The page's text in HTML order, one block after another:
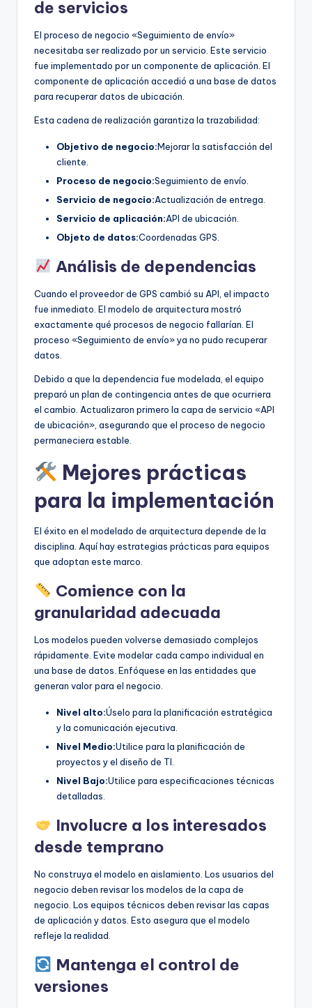
de servicios
El proceso de negocio «Seguimiento de envío»
necesitaba ser realizado por un servicio. Este servicio
fue implementado por un componente de aplicación. El
componente de aplicación accedió a una base de datos
para recuperar datos de ubicación.
Esta cadena de realización garantiza la trazabilidad:
Objetivo de negocio:Mejorar la satisfacción del
cliente.
Proceso de negocio:Seguimiento de envío.
Servicio de negocio:Actualización de entrega.
Servicio de aplicación:API de ubicación.
Objeto de datos:Coordenadas GPS.
Análisis de dependencias
Cuando el proveedor de GPS cambió su API, el impacto
fue inmediato. El modelo de arquitectura mostró
exactamente qué procesos de negocio fallarían. El
proceso «Seguimiento de envío» ya no pudo recuperar
datos.
Debido a que la dependencia fue modelada, el equipo
preparó un plan de contingencia antes de que ocurriera
el cambio. Actualizaron primero la capa de servicio «API
de ubicación», asegurando que el proceso de negocio
permaneciera estable.
Mejores prácticas
para la implementación
El éxito en el modelado de arquitectura depende de la
disciplina. Aquí hay estrategias prácticas para equipos
que adoptan este marco.
Comience con la
granularidad adecuada
Los modelos pueden volverse demasiado complejos
rápidamente. Evite modelar cada campo individual en
una base de datos. Enfóquese en las entidades que
generan valor para el negocio.
Nivel alto:Úselo para la planificación estratégica
y la comunicación ejecutiva.
Nivel Medio:Utilice para la planificación de
proyectos y el diseño de TI.
Nivel Bajo:Utilice para especificaciones técnicas
detalladas.
Involucre a los interesados
desde temprano
No construya el modelo en aislamiento. Los usuarios del
negocio deben revisar los modelos de la capa de
negocio. Los equipos técnicos deben revisar las capas
de aplicación y datos. Esto asegura que el modelo
refleje la realidad.
Mantenga el control de
versiones